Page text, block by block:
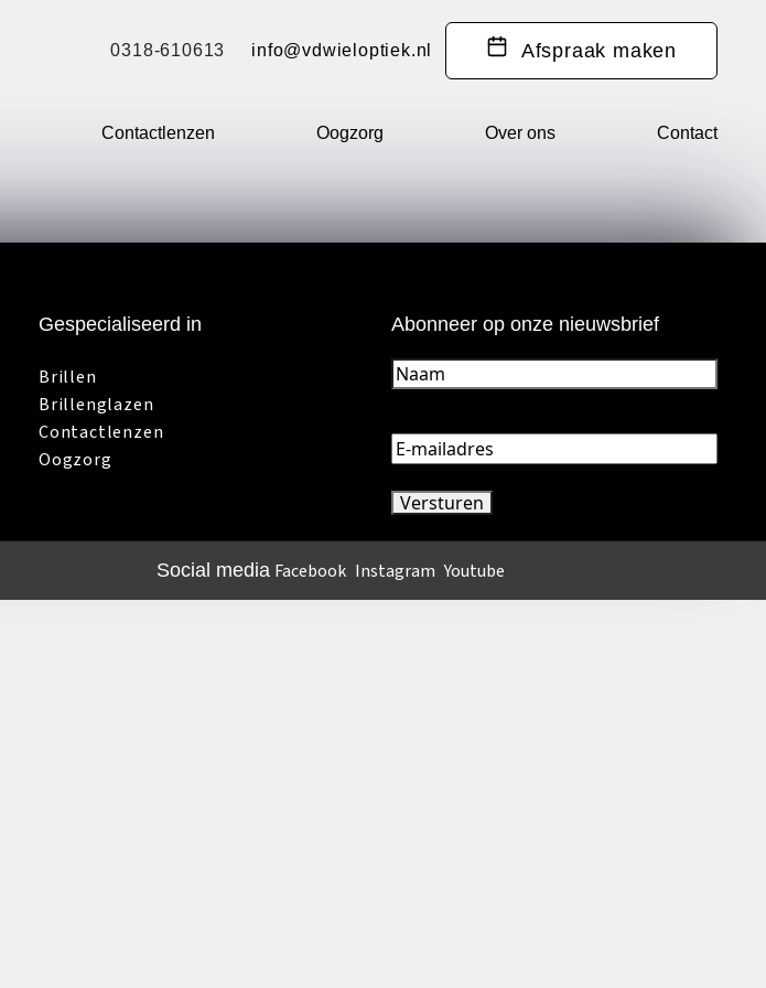
0318-610613 info@vdwieloptiek.nl Afspraak maken
Contactlenzen Oogzorg Over ons Contact
Gespecialiseerd in
Brillen
Brillenglazen
Contactlenzen
Oogzorg
Abonneer op onze nieuwsbrief
Naam(Vereist)
E-
mailadres(Vereist)
Social media Facebook Instagram Youtube